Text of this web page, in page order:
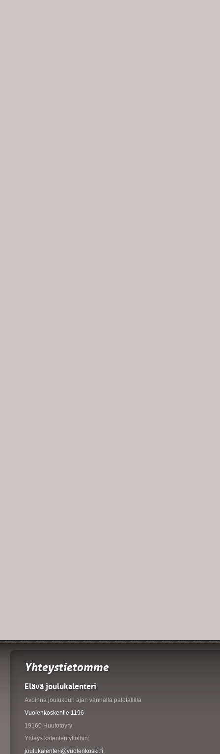
Yhteystietomme
Elävä joulukalenteri
Avoinna joulukuun ajan vanhalla palotallilla
Vuolenkoskentie 1196
19160 Huutotöyry
Yhteys kalenterityttöihin:
joulukalenteri@vuolenkoski.fi